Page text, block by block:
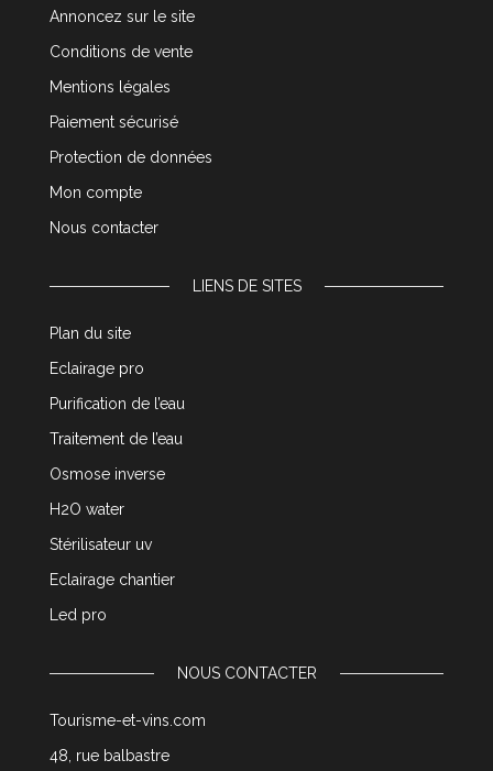
Annoncez sur le site
Conditions de vente
Mentions légales
Paiement sécurisé
Protection de données
Mon compte
Nous contacter
LIENS DE SITES
Plan du site
Eclairage pro
Purification de l’eau
Traitement de l’eau
Osmose inverse
H2O water
Stérilisateur uv
Eclairage chantier
Led pro
NOUS CONTACTER
Tourisme-et-vins.com
48, rue balbastre